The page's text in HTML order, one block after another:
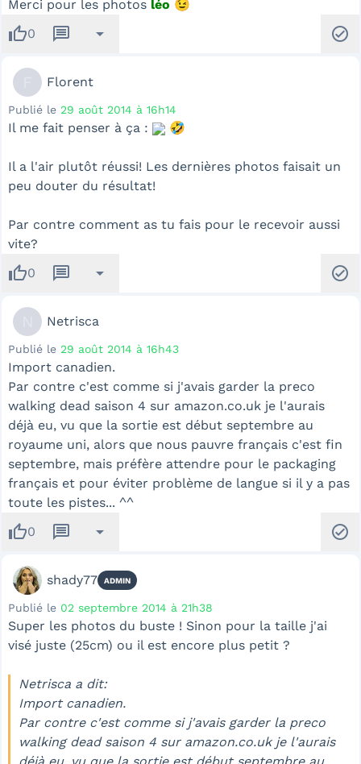
Merci pour les photos léo 😉
thumb_up0 message arrow_drop_down check_circle
Florent
Publié le 29 août 2014 à 16h14
Il me fait penser à ça : 🤣
Il a l'air plutôt réussi! Les dernières photos faisait un
peu douter du résultat!
Par contre comment as tu fais pour le recevoir aussi
vite?
thumb_up0 message arrow_drop_down check_circle
Netrisca
Publié le 29 août 2014 à 16h43
Import canadien.
Par contre c'est comme si j'avais garder la preco
walking dead saison 4 sur amazon.co.uk je l'aurais
déjà eu, vu que la sortie est début septembre au
royaume uni, alors que nous pauvre français c'est fin
septembre, mais préfère attendre pour le packaging
français et pour éviter problème de langue si il y a pas
toute les pistes... ^^
thumb_up0 message arrow_drop_down check_circle
shady77 ADMIN
Publié le 02 septembre 2014 à 21h38
Super les photos du buste ! Sinon pour la taille j'ai
visé juste (25cm) ou il est encore plus petit ?
Netrisca a dit:
Import canadien.
Par contre c'est comme si j'avais garder la preco
walking dead saison 4 sur amazon.co.uk je l'aurais